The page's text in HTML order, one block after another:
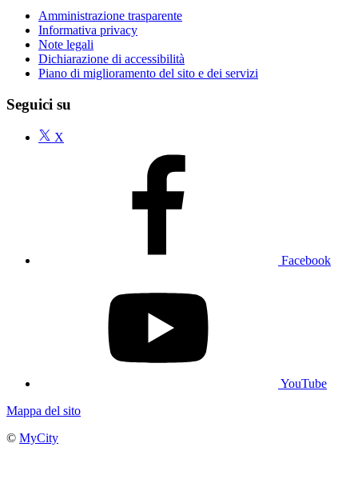
Amministrazione trasparente
Informativa privacy
Note legali
Dichiarazione di accessibilità
Piano di miglioramento del sito e dei servizi
Seguici su
X
Facebook
YouTube
Mappa del sito
© MyCity